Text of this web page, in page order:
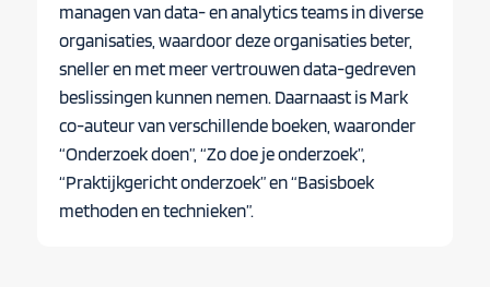
managen van data- en analytics teams in diverse
organisaties, waardoor deze organisaties beter,
sneller en met meer vertrouwen data-gedreven
beslissingen kunnen nemen. Daarnaast is Mark
co-auteur van verschillende boeken, waaronder
“Onderzoek doen”, “Zo doe je onderzoek”,
“Praktijkgericht onderzoek” en “Basisboek
methoden en technieken”.